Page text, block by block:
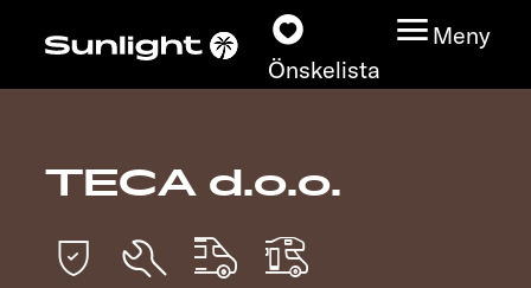
Önskelista
Meny
Modeller
Konfigurator
TECA d.o.o.